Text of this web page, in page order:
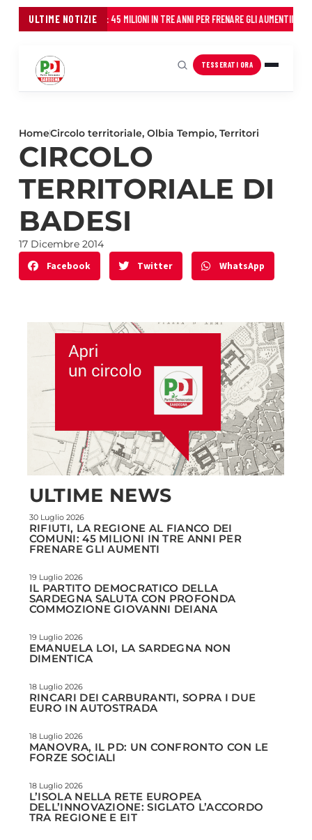
ULTIME NOTIZIE
AL FIANCO DEI COMUNI: 45 MILIONI IN TRE ANNI PER FRENARE GLI AUMENTIIl
TESSERATI ORA
HomeCircolo territoriale, Olbia Tempio, Territori
CIRCOLO
TERRITORIALE DI
BADESI
17 Dicembre 2014
Facebook Twitter WhatsApp
ULTIME NEWS
30 Luglio 2026
RIFIUTI, LA REGIONE AL FIANCO DEI
COMUNI: 45 MILIONI IN TRE ANNI PER
FRENARE GLI AUMENTI
19 Luglio 2026
IL PARTITO DEMOCRATICO DELLA
SARDEGNA SALUTA CON PROFONDA
COMMOZIONE GIOVANNI DEIANA
19 Luglio 2026
EMANUELA LOI, LA SARDEGNA NON
DIMENTICA
18 Luglio 2026
RINCARI DEI CARBURANTI, SOPRA I DUE
EURO IN AUTOSTRADA
18 Luglio 2026
MANOVRA, IL PD: UN CONFRONTO CON LE
FORZE SOCIALI
18 Luglio 2026
L’ISOLA NELLA RETE EUROPEA
DELL’INNOVAZIONE: SIGLATO L’ACCORDO
TRA REGIONE E EIT